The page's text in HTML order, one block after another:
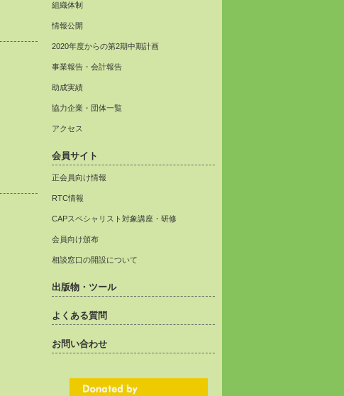
組織体制
情報公開
2020年度からの第2期中期計画
事業報告・会計報告
助成実績
協力企業・団体一覧
アクセス
会員サイト
正会員向け情報
RTC情報
CAPスペシャリスト対象講座・研修
会員向け頒布
相談窓口の開設について
出版物・ツール
よくある質問
お問い合わせ